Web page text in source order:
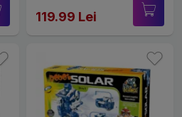
- Regatul de Gheata
119.99 Lei